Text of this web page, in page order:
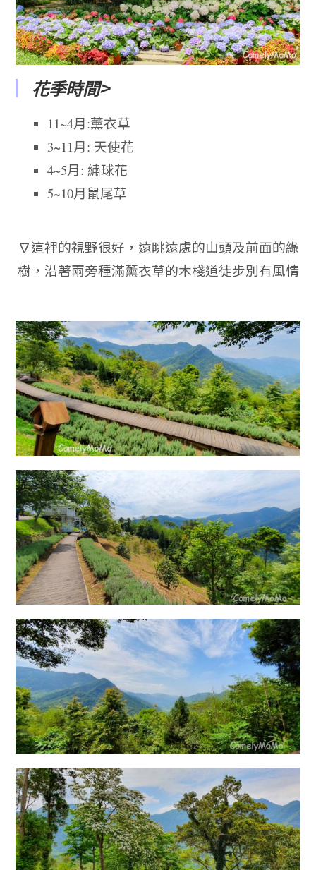
花季時間>
11~4月:薰衣草
3~11月: 天使花
4~5月: 繡球花
5~10月鼠尾草
∇這裡的視野很好，遠眺遠處的山頭及前面的綠
樹，沿著兩旁種滿薰衣草的木棧道徒步別有風情